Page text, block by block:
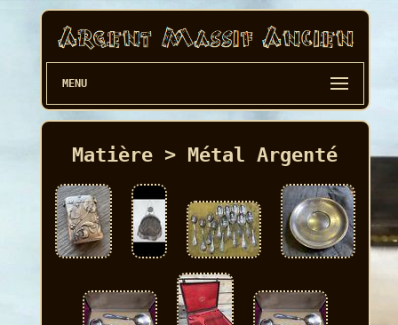
MENU
Matière > Métal Argenté